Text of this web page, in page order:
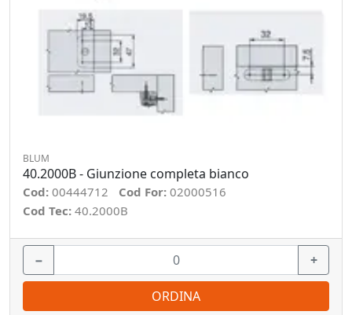
BLUM
40.2000B - Giunzione completa bianco
Cod: 00444712 Cod For: 02000516
Cod Tec: 40.2000B
− +
ORDINA